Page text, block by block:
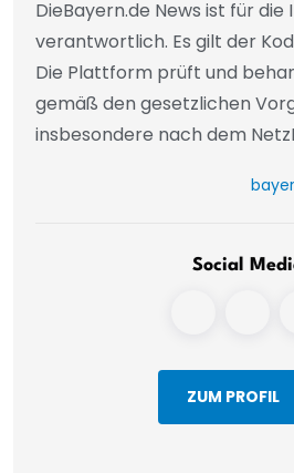
DieBayern.de News ist für
verantwortlich. Es gilt der
Die Plattform prüft und
gemäß den gesetzlichen
insbesondere nach dem
Social
ZUM PROFIL